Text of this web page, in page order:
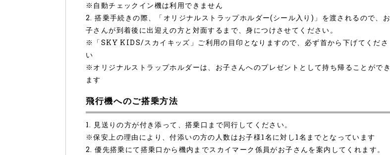
※自動チェックイン機は利用できません
2. 搭乗手続きの際、「オリジナルストラップホルダー(シール入り)」を渡されるので、お
子さんが到着後に出迎えの方と対面するまで、身につけさせてください。
※「SKY KIDS/スカイキッズ」ご利用の目印となりますので、必ず首から下げてくださ
い
※オリジナルストラップホルダーは、お子さんへのプレゼントとして持ち帰ることができ
ます
飛行機へのご搭乗方法
1. 見送りの方が付き添って、搭乗口まで同行してください。
※保安上の理由により、付添いの方の人数はお子様1名に対し1名までとなっています
2. 優先搭乗にて搭乗口から機内までスカイマーク係員がお子さんを案内してくれます。